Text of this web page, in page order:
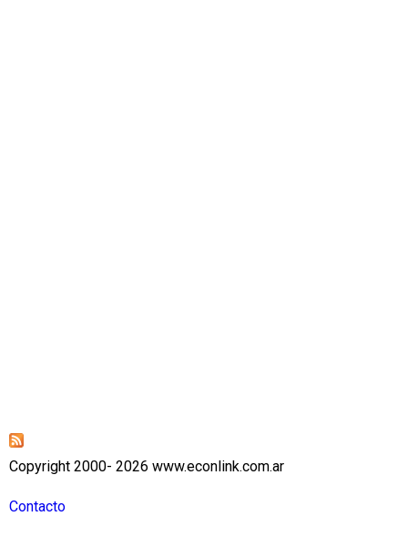
Copyright 2000- 2026 www.econlink.com.ar
Contacto